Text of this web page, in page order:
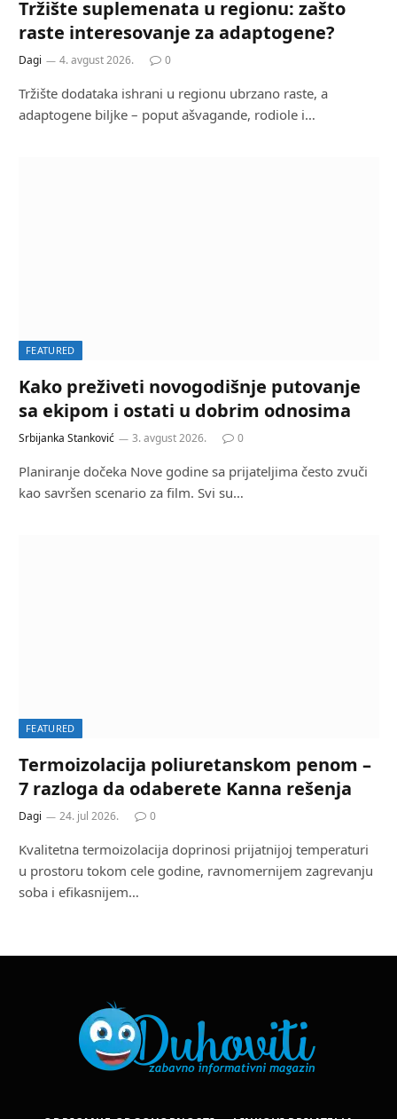
Tržište suplemenata u regionu: zašto
raste interesovanje za adaptogene?
Dagi 4. avgust 2026. 0
Tržište dodataka ishrani u regionu ubrzano raste, a
adaptogene biljke – poput ašvagande, rodiole i…
FEATURED
Kako preživeti novogodišnje putovanje
sa ekipom i ostati u dobrim odnosima
Srbijanka Stanković 3. avgust 2026. 0
Planiranje dočeka Nove godine sa prijateljima često zvuči
kao savršen scenario za film. Svi su…
FEATURED
Termoizolacija poliuretanskom penom –
7 razloga da odaberete Kanna rešenja
Dagi 24. jul 2026. 0
Kvalitetna termoizolacija doprinosi prijatnijoj temperaturi
u prostoru tokom cele godine, ravnomernijem zagrevanju
soba i efikasnijem…